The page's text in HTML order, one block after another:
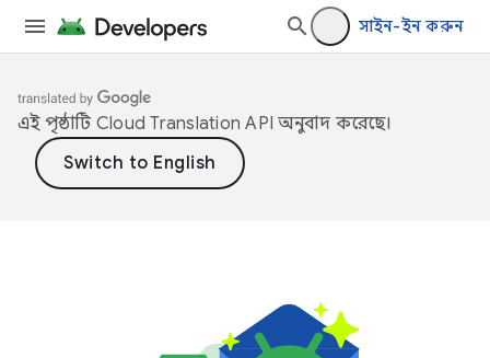
সাইন-ইন করুন
এই পৃষ্ঠাটি Cloud Translation API অনুবাদ করেছে।